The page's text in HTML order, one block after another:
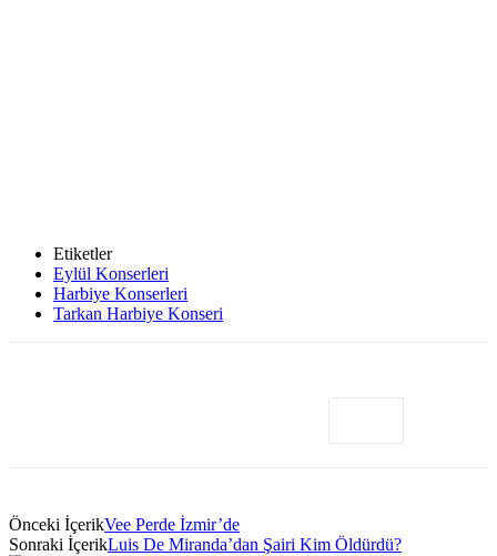
Etiketler
Eylül Konserleri
Harbiye Konserleri
Tarkan Harbiye Konseri
Önceki İçerikVee Perde İzmir’de
Sonraki İçerikLuis De Miranda’dan Şairi Kim Öldürdü?